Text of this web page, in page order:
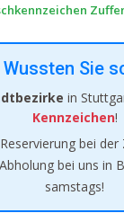
Wussten Sie
in
Kennzeichen!
bei der
bei uns in
samstags!